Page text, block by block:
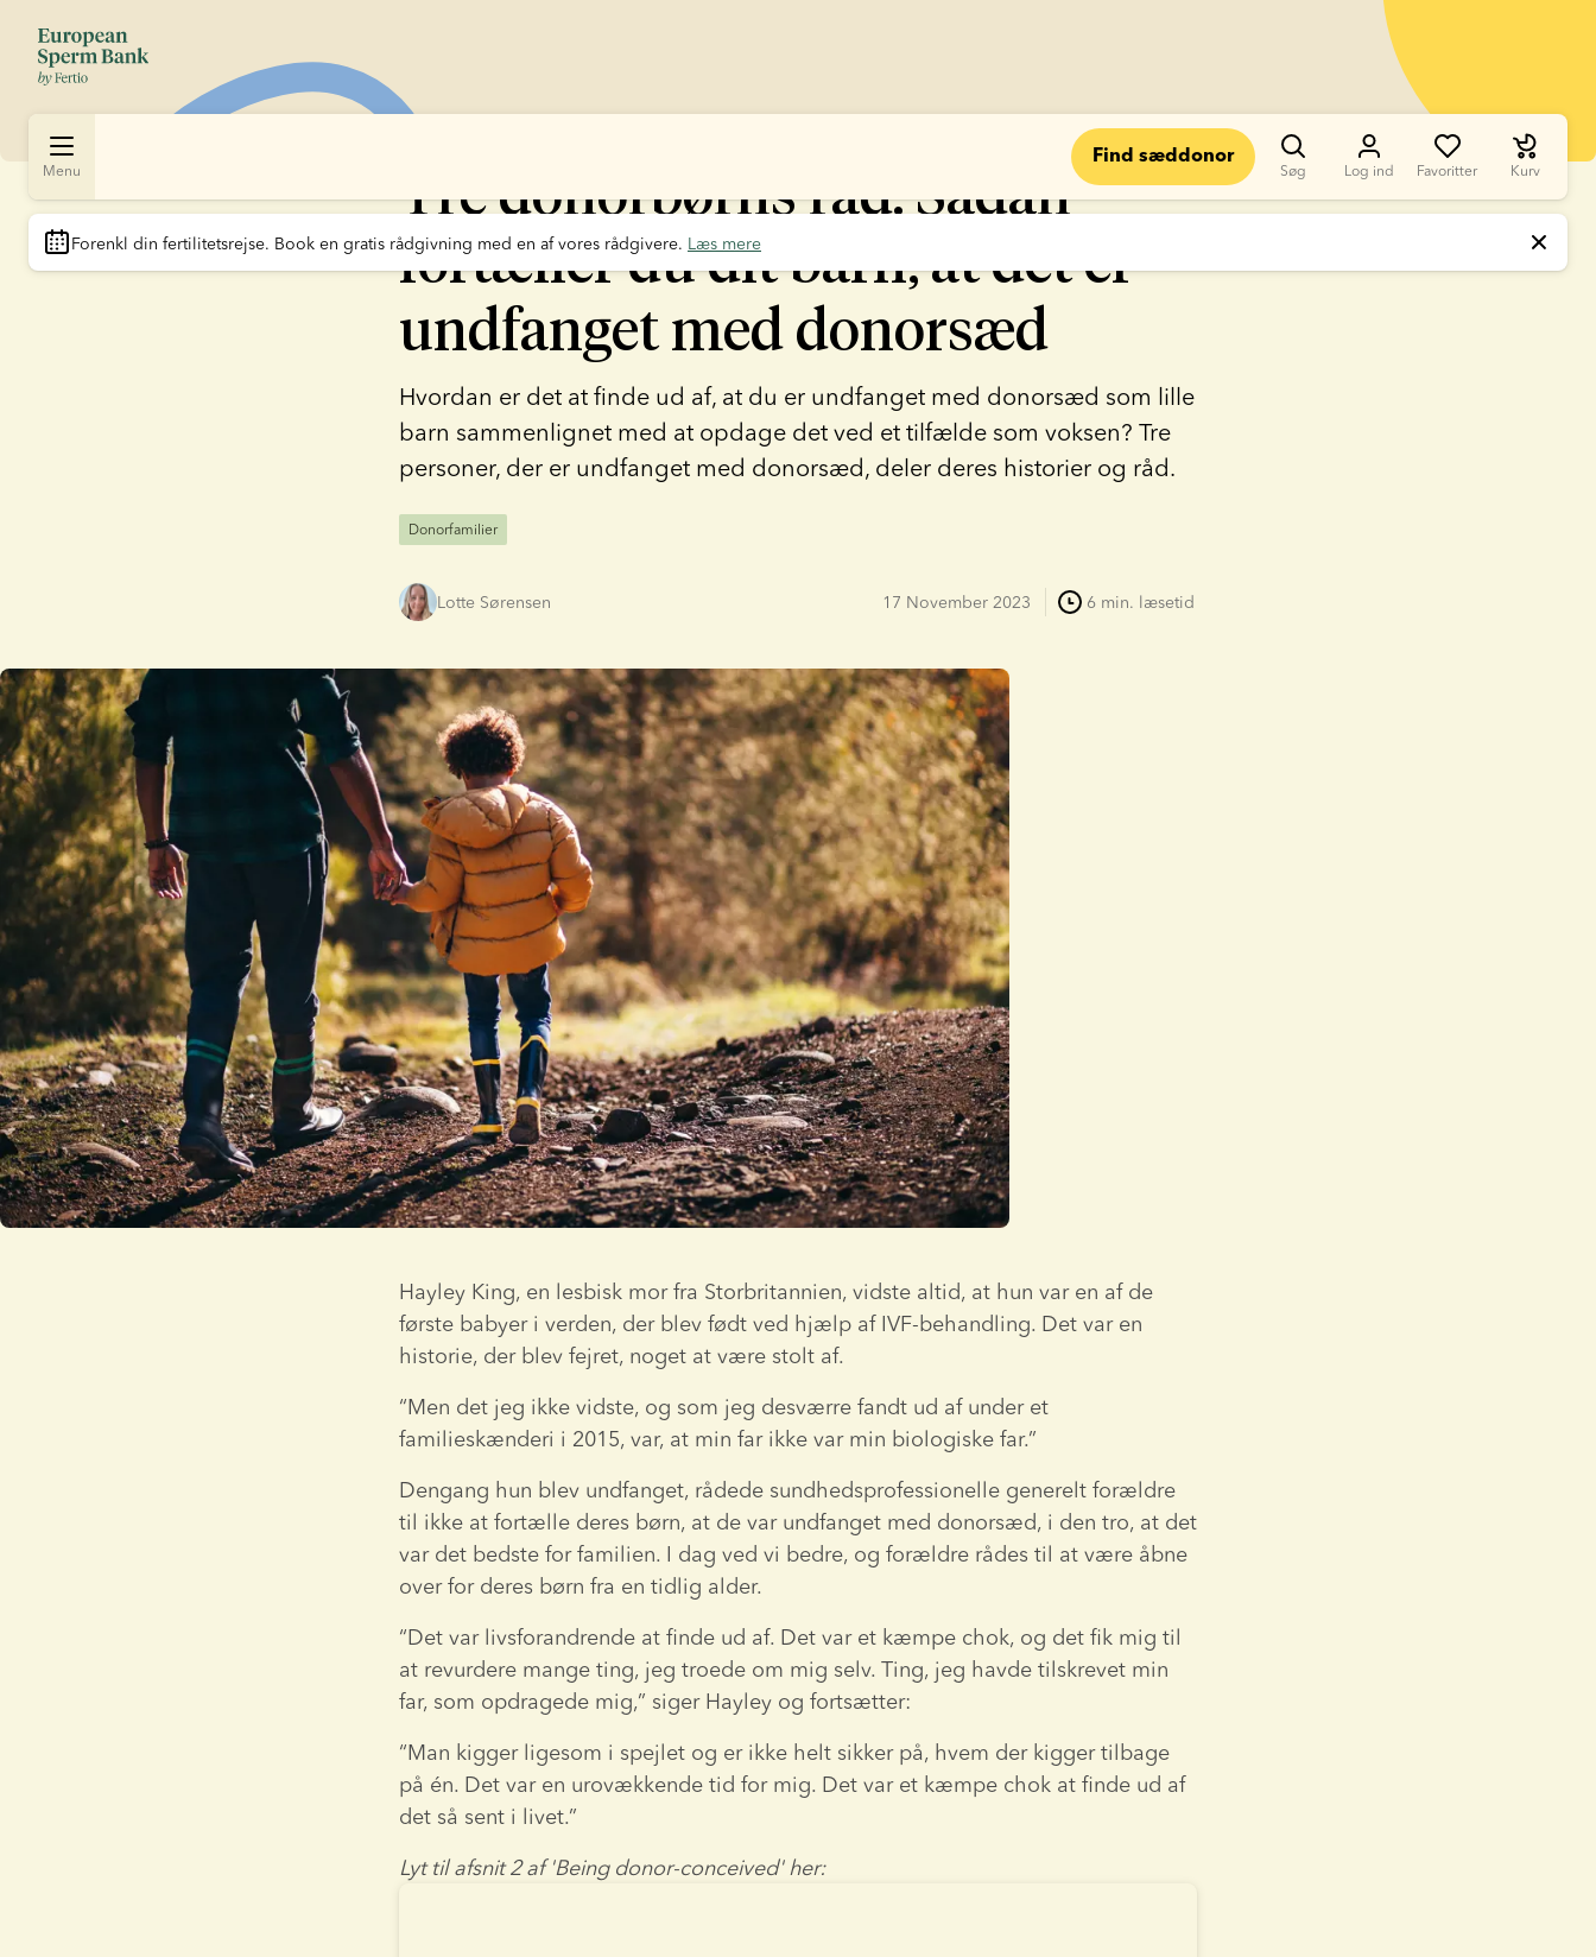
Menu
Find sæddonor
Søg Log ind Favoritter Kurv
Forenkl din fertilitetsrejse. Book en gratis rådgivning med en af vores rådgivere. Læs mere
Tre donorbørns råd: Sådan
fortæller du dit barn, at det er
undfanget med donorsæd
Hvordan er det at finde ud af, at du er undfanget med donorsæd som lille
barn sammenlignet med at opdage det ved et tilfælde som voksen? Tre
personer, der er undfanget med donorsæd, deler deres historier og råd.
Donorfamilier
Lotte Sørensen 17 November 2023 6 min. læsetid
Hayley King, en lesbisk mor fra Storbritannien, vidste altid, at hun var en af de
første babyer i verden, der blev født ved hjælp af IVF-behandling. Det var en
historie, der blev fejret, noget at være stolt af.
“Men det jeg ikke vidste, og som jeg desværre fandt ud af under et
familieskænderi i 2015, var, at min far ikke var min biologiske far.”
Dengang hun blev undfanget, rådede sundhedsprofessionelle generelt forældre
til ikke at fortælle deres børn, at de var undfanget med donorsæd, i den tro, at det
var det bedste for familien. I dag ved vi bedre, og forældre rådes til at være åbne
over for deres børn fra en tidlig alder.
“Det var livsforandrende at finde ud af. Det var et kæmpe chok, og det fik mig til
at revurdere mange ting, jeg troede om mig selv. Ting, jeg havde tilskrevet min
far, som opdragede mig,” siger Hayley og fortsætter:
“Man kigger ligesom i spejlet og er ikke helt sikker på, hvem der kigger tilbage
på én. Det var en urovækkende tid for mig. Det var et kæmpe chok at finde ud af
det så sent i livet.”
Lyt til afsnit 2 af 'Being donor-conceived' her: